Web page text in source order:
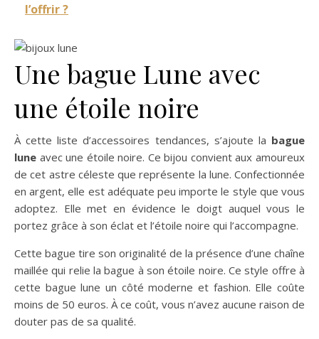
l’offrir ?
Une bague Lune avec
une étoile noire
À cette liste d’accessoires tendances, s’ajoute la bague
lune avec une étoile noire. Ce bijou convient aux amoureux
de cet astre céleste que représente la lune. Confectionnée
en argent, elle est adéquate peu importe le style que vous
adoptez. Elle met en évidence le doigt auquel vous le
portez grâce à son éclat et l’étoile noire qui l’accompagne.
Cette bague tire son originalité de la présence d’une chaîne
maillée qui relie la bague à son étoile noire. Ce style offre à
cette bague lune un côté moderne et fashion. Elle coûte
moins de 50 euros. À ce coût, vous n’avez aucune raison de
douter pas de sa qualité.